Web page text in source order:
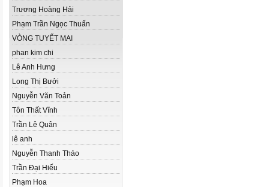
Trương Hoàng Hải
Phạm Trần Ngọc Thuấn
VÒNG TUYẾT MAI
phan kim chi
Lê Anh Hưng
Long Thị Bưởi
Nguyễn Văn Toản
Tôn Thất Vĩnh
Trần Lê Quân
lê anh
Nguyễn Thanh Thảo
Trần Đại Hiếu
Phạm Hoa